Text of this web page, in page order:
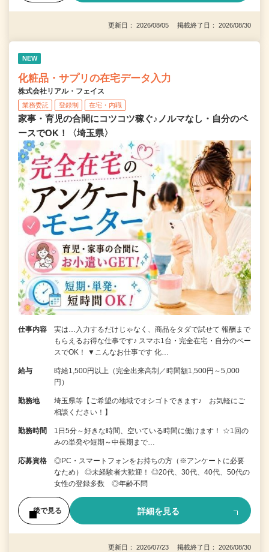
更新日： 2026/08/05 掲載終了日： 2026/08/30
NEW
化粧品・サプリの在宅データ入力
株式会社リアル・フェイス
業務委託 登録制 在宅・内職
家事・育児の合間にコツコツ稼ぐ♪ノルマなし・自分のペ
ースでOK！〈埼玉県〉
仕事内容
実は…入力するだけじゃなく、商品をタダで試せて 報酬まで
もらえるお得な仕事です♪ スマホ1台・完全在宅・自分のペー
スでOK！ ▼こんなお仕事です 化…
給与
時給1,500円以上（完全出来高制／時間額1,500円～5,000
円）
勤務地
埼玉県等【ご希望の地域でオシゴトできます♪ お気軽にご
相談ください！】
勤務時間
1日5分～好きな時間、空いている時間に働けます！ ☆1回の
みの単発や短期～中長期まで…
応募資格
◎PC・スマートフォンをお持ちの方（※アンケートに必要
なため） ◎未経験者大歓迎！ ◎20代、30代、40代、50代の
女性の登録多数 ◎年齢不問
後で見る 詳細を見る
更新日： 2026/07/23 掲載終了日： 2026/08/30